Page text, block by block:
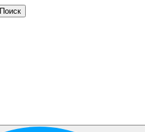
Поиск